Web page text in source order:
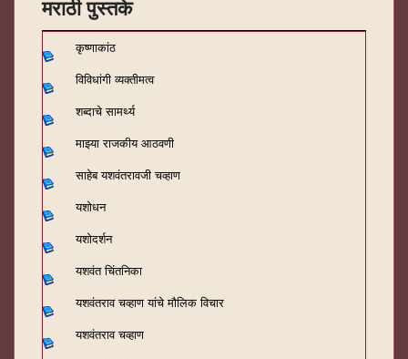
मराठी पुस्तके
कृष्णाकांठ
विविधांगी व्यक्तीमत्व
शब्दाचे सामर्थ्य
माझ्या राजकीय आठवणी
साहेब यशवंतरावजी चव्हाण
यशोधन
यशोदर्शन
यशवंत चिंतनिका
यशवंतराव चव्हाण यांचे मौलिक विचार
यशवंतराव चव्हाण